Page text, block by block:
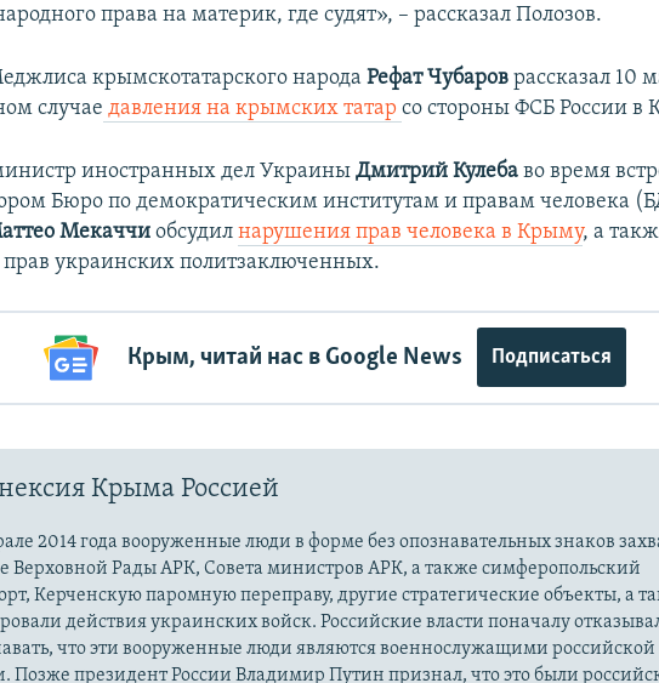
права на материк, где судят», – рассказал Полозов.
крымскотатарского народаРефат Чубаров рассказал 10
случае давления на крымских татарсо стороны ФСБ России в
иностранных дел УкраиныДмитрий Кулебаво время
Бюро по демократическим институтам и правам человека
Мекаччи обсудилнарушения прав человека в Крыму, а
украинских политзаключенных.
Крым, читай нас в Google News Подписаться
Крыма Россией
2014 года вооруженные люди в форме без опознавательных знаков
Верховной Рады АРК, Совета министров АРК, а также симферопольский
Керченскую паромную переправу, другие стратегические объекты, а
действия украинских войск. Российские власти поначалу
что эти вооруженные люди являются военнослужащими российской
Позже президент России Владимир Путин признал, что это были